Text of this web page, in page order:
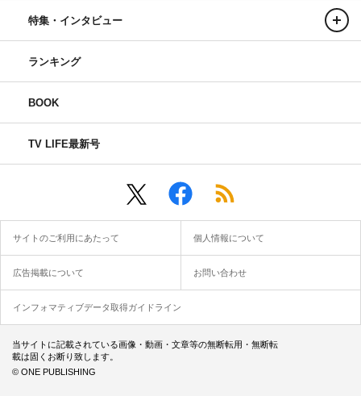
特集・インタビュー
ランキング
BOOK
TV LIFE最新号
サイトのご利用にあたって 個人情報について
広告掲載について お問い合わせ
インフォマティブデータ取得ガイドライン
当サイトに記載されている画像・動画・文章等の無断転用・無断転
載は固くお断り致します。
© ONE PUBLISHING